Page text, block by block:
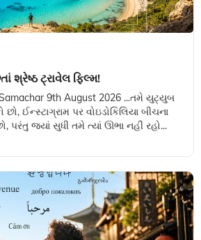
શ્રેષ્ઠ ટ્રાવેલ ફિલ્મ!
9th August 2026 ...તમે યુટ્યુબ
છો, ઈન્સ્ટાગ્રામ પર વોઇડોકિલિયા બીચના
પરંતુ જ્યાં સુધી તમે ત્યાં ઊભા નહીં રહો...